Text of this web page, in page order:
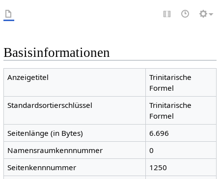
Basisinformationen
Anzeigetitel
Trinitarische
Formel
Standardsortierschlüssel
Trinitarische
Formel
Seitenlänge (in Bytes)
6.696
Namensraumkennnummer
0
Seitenkennnummer
1250